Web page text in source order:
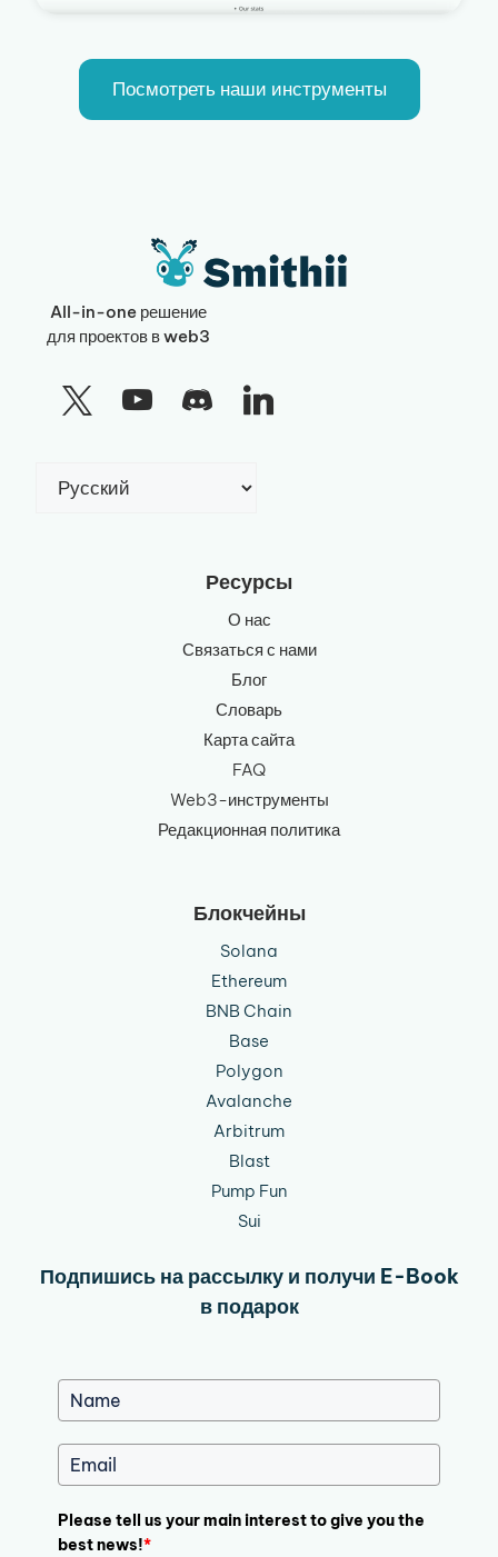
Посмотреть наши инструменты
All-in-one решение
для проектов в web3
язык
Ресурсы
О нас
Связаться с нами
Блог
Словарь
Карта сайта
FAQ
Web3-инструменты
Редакционная политика
Блокчейны
Solana
Ethereum
BNB Chain
Base
Polygon
Avalanche
Arbitrum
Blast
Pump Fun
Sui
Подпишись на рассылку и получи E-Book
в подарок
Please tell us your main interest to give you the
best news!*